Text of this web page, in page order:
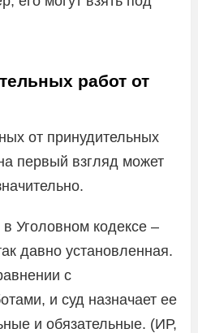
работ от
от принудительных
первый взгляд может
Уголовном кодексе –
давно установленная.
с
и суд назначает ее
и обязательные. (ИР,